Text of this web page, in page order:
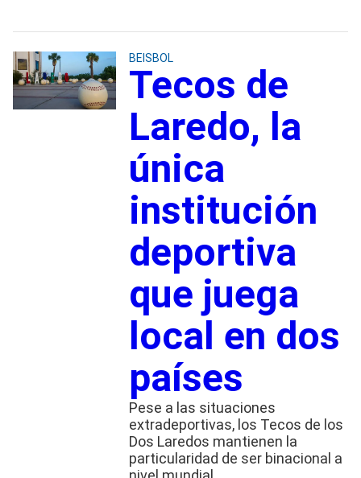
BEISBOL
Tecos de
Laredo, la
única
institución
deportiva
que juega
local en dos
países
Pese a las situaciones
extradeportivas, los Tecos de los
Dos Laredos mantienen la
particularidad de ser binacional a